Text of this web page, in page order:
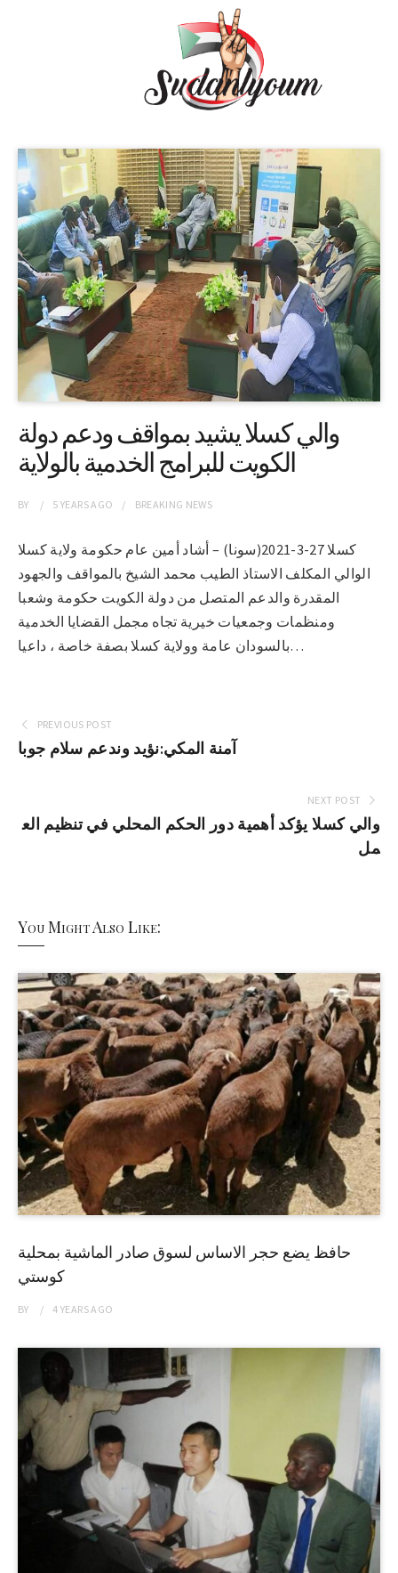
والي كسلا يشيد بمواقف ودعم دولة
الكويت للبرامج الخدمية بالولاية
BY 5 YEARSAGO BREAKING NEWS
كسلا 27-3-2021(سونا) – أشاد أمين عام حكومة ولاية كسلا
الوالي المكلف الاستاذ الطيب محمد الشيخ بالمواقف والجهود
المقدرة والدعم المتصل من دولة الكويت حكومة وشعبا
ومنظمات وجمعيات خيرية تجاه مجمل القضايا الخدمية
بالسودان عامة وولاية كسلا بصفة خاصة ، داعيا…
PREVIOUS POST
آمنة المكي:نؤيد وندعم سلام جوبا
NEXT POST
والي كسلا يؤكد أهمية دور الحكم المحلي في تنظيم الع
مل
You Might Also Like:
حافظ يضع حجر الاساس لسوق صادر الماشية بمحلية
كوستي
BY 4 YEARSAGO